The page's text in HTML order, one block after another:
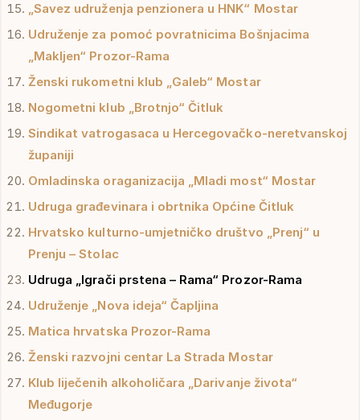
„Savez udruženja penzionera u HNK“ Mostar
Udruženje za pomoć povratnicima Bošnjacima
„Makljen“ Prozor-Rama
Ženski rukometni klub „Galeb“ Mostar
Nogometni klub „Brotnjo“ Čitluk
Sindikat vatrogasaca u Hercegovačko-neretvanskoj
županiji
Omladinska oraganizacija „Mladi most“ Mostar
Udruga građevinara i obrtnika Općine Čitluk
Hrvatsko kulturno-umjetničko društvo „Prenj“ u
Prenju – Stolac
Udruga „Igrači prstena – Rama“ Prozor-Rama
Udruženje „Nova ideja“ Čapljina
Matica hrvatska Prozor-Rama
Ženski razvojni centar La Strada Mostar
Klub liječenih alkoholičara „Darivanje života“
Međugorje